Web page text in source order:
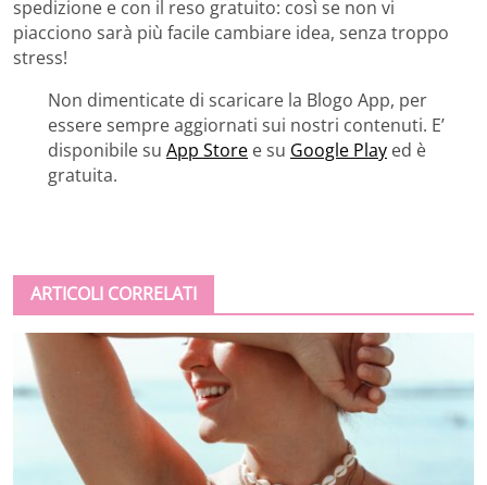
spedizione e con il reso gratuito: così se non vi
piacciono sarà più facile cambiare idea, senza troppo
stress!
Non dimenticate di scaricare la Blogo App, per
essere sempre aggiornati sui nostri contenuti. E’
disponibile su App Store e su Google Play ed è
gratuita.
ARTICOLI CORRELATI